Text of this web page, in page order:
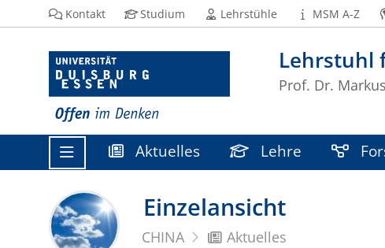
Lehrstuhl
Prof. Dr.
Kontakt Studium Lehrstühle MSM A-Z
Aktuelles Lehre
Einzelansicht
CHINA Aktuelles